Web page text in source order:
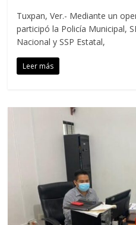
Tuxpan, Ver.- Mediante un
participó la Policía Municipal,
Nacional y SSP Estatal,
Leer más